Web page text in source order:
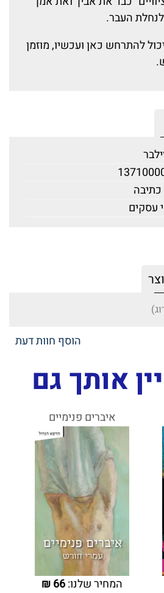
העבר.
להתרחש כאן ועכשיו, מוזמן
הוסף חוות דעת
אותך גם
איברים פנימיים
המחיר שלנו:66
₪